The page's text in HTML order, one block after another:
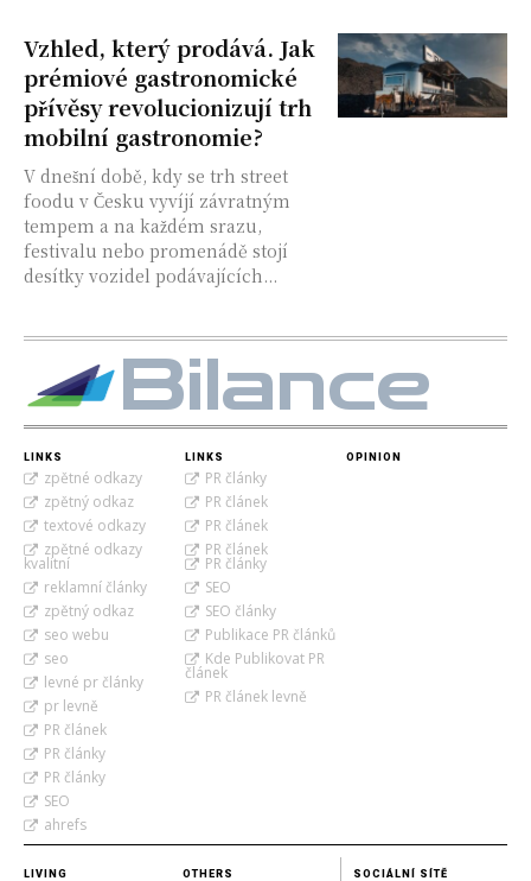
Vzhled, který prodává. Jak
prémiové gastronomické
přívěsy revolucionizují trh
mobilní gastronomie?
V dnešní době, kdy se trh street
foodu v Česku vyvíjí závratným
tempem a na každém srazu,
festivalu nebo promenádě stojí
desítky vozidel podávajících...
Bilance
LINKS
zpětné odkazy
zpětný odkaz
textové odkazy
zpětné odkazy
kvalitní
reklamní články
zpětný odkaz
seo webu
seo
levné pr články
pr levně
PR článek
PR články
PR články
SEO
ahrefs
LINKS
PR články
PR článek
PR článek
PR článek
PR články
SEO
SEO články
Publikace PR článků
Kde Publikovat PR
článek
PR článek levně
OPINION
LIVING OTHERS SOCIÁLNÍ SÍTĚ